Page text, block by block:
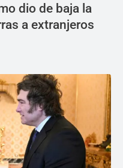
dio de baja la
a extranjeros